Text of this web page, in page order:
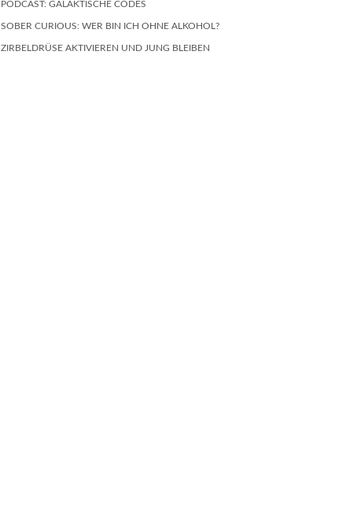
PODCAST: GALAKTISCHE CODES
SOBER CURIOUS: WER BIN ICH OHNE ALKOHOL?
ZIRBELDRÜSE AKTIVIEREN UND JUNG BLEIBEN